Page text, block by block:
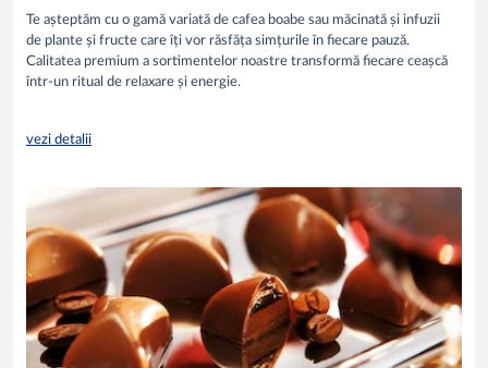
Te așteptăm cu o gamă variată de cafea boabe sau măcinată și infuzii
de plante și fructe care îți vor răsfăța simțurile în fiecare pauză.
Calitatea premium a sortimentelor noastre transformă fiecare ceașcă
într-un ritual de relaxare și energie.
vezi detalii